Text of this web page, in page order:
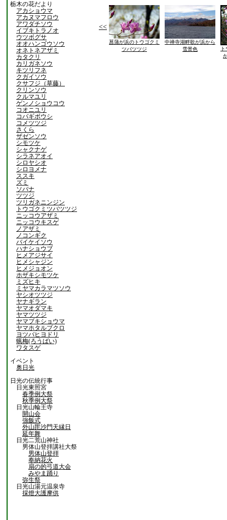
栃木の花だより
アカショウマ
アカヌマフロウ
アワダチソウ
イブキトラノオ
ウツボグサ
オオハンゴウソウ
オネトネアザミ
カタクリ
カリガネソウ
キツリフネ
クガイソウ
クサフジ（草藤）
クリンソウ
クルマユリ
ゲンノショウコウ
コオニユリ
コバギボウシ
コメツツジ
さくら
ザゼンソウ
シモツケ
シャクナゲ
シラネアオイ
シロヤシオ
シロヨメナ
ススキ
ズミ
ソバナ
ツツジ
ツリガネニンジン
トウゴクミツバツツジ
ニッコウアザミ
ニッコウキスゲ
ノアザミ
ノコンギク
バイケイソウ
ハナショウブ
ヒメアジサイ
ヒメシャジン
ヒメジョオン
ホザキシモツケ
ミズヒキ
ミヤマカラマツソウ
ヤシオツツジ
ヤナギラン
ヤマオダマキ
ヤマツツジ
ヤマブキショウマ
ヤマホタルブクロ
ヨツバヒヨドリ
蝋梅(ろうばい)
ワタスゲ
イベント
奥日光
日光の伝統行事
日光東照宮
春季例大祭
秋季例大祭
日光山輪王寺
開山会
強飯式
外山毘沙門天縁日
延年舞
日光二荒山神社
男体山登拝講社大祭
男体山登拝
奉納花火
扇の的弓道大会
みやま踊り
弥生祭
日光山湯元温泉寺
採燈大護摩供
<<
菖蒲が浜のトウゴクミ
ツバツツジ
中禅寺湖畔歌が浜から
雪景色